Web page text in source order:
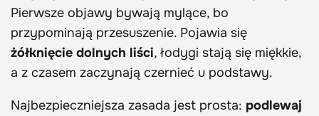
Pierwsze objawy bywają mylące, bo
przypominają przesuszenie. Pojawia się
żółknięcie dolnych liści, łodygi stają się miękkie,
a z czasem zaczynają czernieć u podstawy.
Najbezpieczniejsza zasada jest prosta: podlewaj